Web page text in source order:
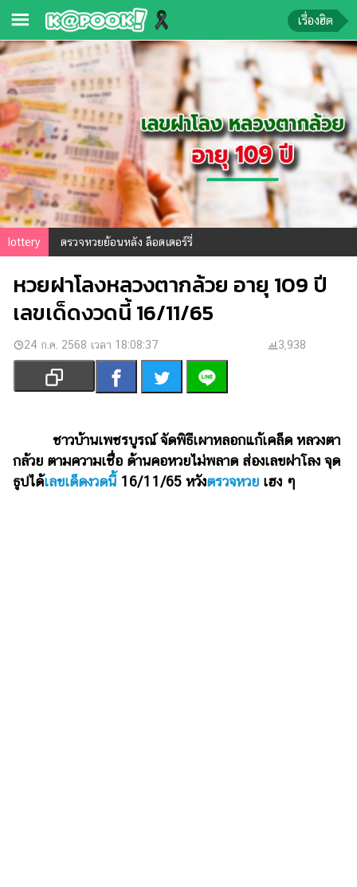
ข่าว-
ความ
รู้
ข่าว
ข่าว
บันเทิง
ตรวจ
หวย
ผล
บอล
สด
การ
เงิน
การ
บันเทิง
รูปภาพ
เรื่องฮิต
lottery ตรวจหวยย้อนหลัง ล็อตเตอร์รี่
หวยฝาโลงหลวงตากล้วย อายุ 109 ปี
เลขเด็ดงวดนี้ 16/11/65
24 ก.ค. 2568 เวลา 18:08:37 3,938
ชาวบ้านเพชรบูรณ์ จัดพิธีเผาหลอกแก้เคล็ด หลวงตา
กล้วย ตามความเชื่อ ด้านคอหวยไม่พลาด ส่องเลขฝาโลง จุด
ธูปได้เลขเด็ดงวดนี้16/11/65 หวังตรวจหวย เฮง ๆ